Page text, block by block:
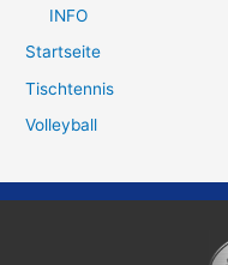
INFO
Startseite
Tischtennis
Volleyball